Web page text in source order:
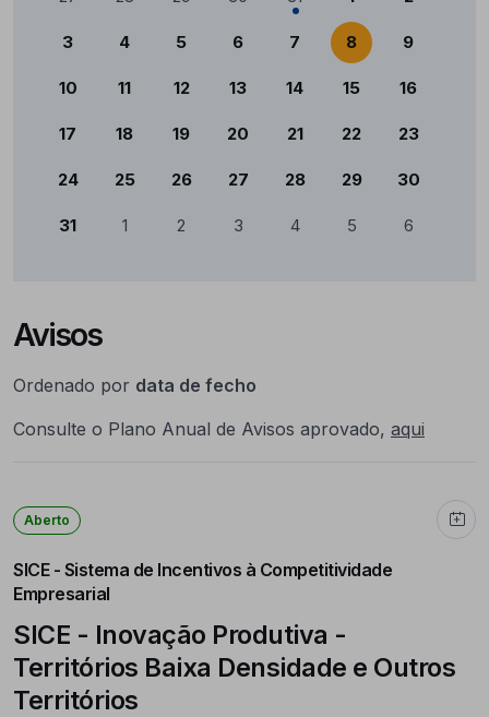
3 4 5 6 7 8 9
10 11 12 13 14 15 16
17 18 19 20 21 22 23
24 25 26 27 28 29 30
31 1 2 3 4 5 6
Avisos
Ordenado por data de fecho
Consulte o Plano Anual de Avisos aprovado, aqui
Aberto
SICE - Sistema de Incentivos à Competitividade
Empresarial
SICE - Inovação Produtiva -
Territórios Baixa Densidade e Outros
Territórios